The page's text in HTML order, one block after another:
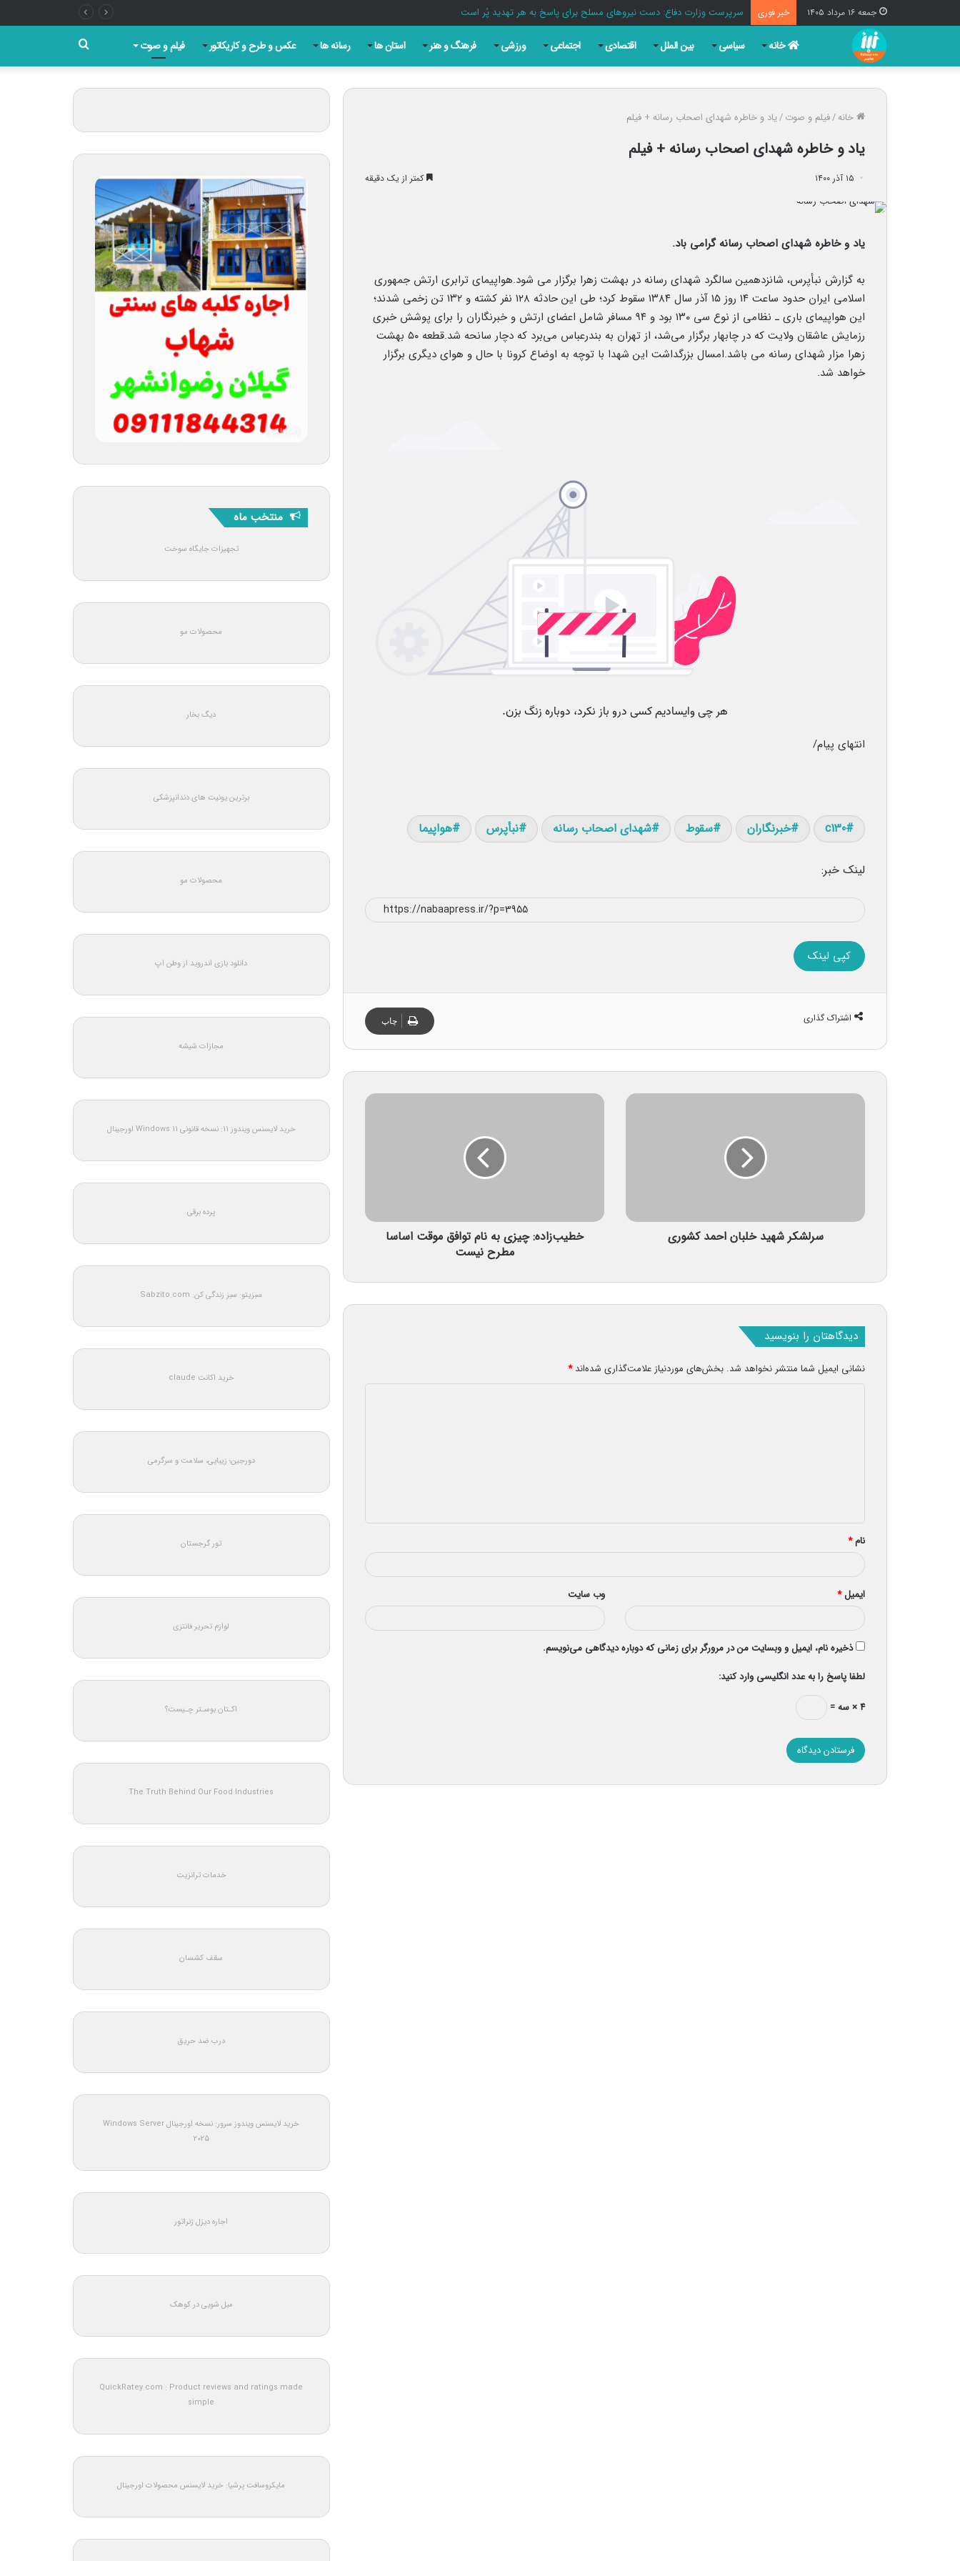
جمعه ۱۶ مرداد ۱۴۰۵ خبر فوری سرپرست وزارت دفاع: دست نیروهای مسلح برای پاسخ به هر تهدید پُر است
خانه سیاسی بین الملل اقتصادی اجتماعی ورزشی فرهنگ و هنر استان ها رسانه ها عکس و طرح و کاریکاتور فیلم و صوت
برای
خانه/فیلم و صوت/یاد و خاطره شهدای اصحاب رسانه + فیلم
یاد و خاطره شهدای اصحاب رسانه + فیلم
۱۵ آذر ۱۴۰۰ کمتر از یک دقیقه
یاد و خاطره شهدای اصحاب رسانه گرامی باد.
به گزارش نبأپرس، شانزدهمین سالگرد شهدای رسانه در بهشت زهرا برگزار می شود.هواپیمای ترابری ارتش جمهوری
اسلامی ایران حدود ساعت ۱۴ روز ۱۵ آذر سال ۱۳۸۴ سقوط کرد؛ طی این حادثه ۱۲۸ نفر کشته و ۱۳۲ تن زخمی شدند؛
این هواپیمای باری ـ نظامی از نوع سی ۱۳۰ بود و ۹۴ مسافر شامل اعضای ارتش و خبرنگاران را برای پوشش خبری
رزمایش عاشقان ولایت که در چابهار برگزار می‌شد، از تهران به بندرعباس می‌برد که دچار سانحه شد.قطعه ۵۰ بهشت
زهرا مزار شهدای رسانه می باشد.امسال بزرگداشت این شهدا با توچه به اوضاع کرونا با حال و هوای دیگری برگزار
خواهد شد.
انتهای پیام/
c130 خبرنگاران سقوط شهدای اصحاب رسانه نبأپرس هواپیما
لینک خبر:
کپی لینک
اشتراک گذاری چاپ
سرلشکر شهید خلبان احمد کشوری
خطیب‌زاده: چیزی به نام توافق موقت اساسا
مطرح نیست
دیدگاهتان را بنویسید
نشانی ایمیل شما منتشر نخواهد شد. بخش‌های موردنیاز علامت‌گذاری شده‌اند*
*
نام*
ایمیل* وب‌ سایت
ذخیره نام، ایمیل و وبسایت من در مرورگر برای زمانی که دوباره دیدگاهی می‌نویسم.
لطفا پاسخ را به عدد انگلیسی وارد کنید:
۴ × سه =
منتخب ماه
تجهیزات جایگاه سوخت
محصولات مو
دیگ بخار
برترین یونیت های دندانپزشکی
محصولات مو
دانلود بازی اندروید از وطن اپ
مجازات شیشه
خرید لایسنس ویندوز 11: نسخه قانونی Windows 11 اورجینال
پرده برقی
سبزیتو: سبز زندگی کن: Sabzito.com
خرید اکانت claude
دورجین؛ زیبایی، سلامت و سرگرمی
تور گرجستان
لوازم تحریر فانتزی
اکـتان بوسـتر چـیست؟
The Truth Behind Our Food Industries
خدمات ترانزیت
سقف کشسان
درب ضد حریق
خرید لایسنس ویندوز سرور: نسخه اورجینال Windows Server
2025
اجاره دیزل ژنراتور
مبل شویی در کوهک
QuickRatey.com : Product reviews and ratings made
simple
مایکروسافت پرشیا: خرید لایسنس محصولات اورجینال